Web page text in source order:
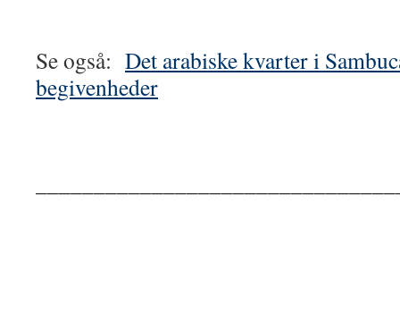
Se også: Det arabiske kvarter i
begivenheder